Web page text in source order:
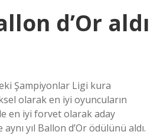
d’Or aldı
Şampiyonlar Ligi kura
olarak en iyi oyuncuların
en iyi forvet olarak aday
yıl Ballon d’Or ödülünü aldı.